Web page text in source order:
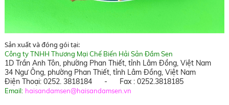
Sản xuất và đóng gói tại:
Công ty TNHH Thương Mại Chế Biến Hải Sản Đầm Sen
1D Trần Anh Tôn, phường Phan Thiết, tỉnh Lâm Đồng, Việt Nam
34 Ngư Ông, phường Phan Thiết, tỉnh Lâm Đồng, Việt Nam
Điện Thoại: 0252. 3818184 - Fax : 0252.3818185
Email: haisandamsen@haisandamsen.vn